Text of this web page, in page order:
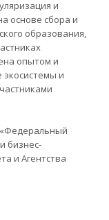
и
основе сбора и
образования,
опытом и
и
бизнес-
и Агентства